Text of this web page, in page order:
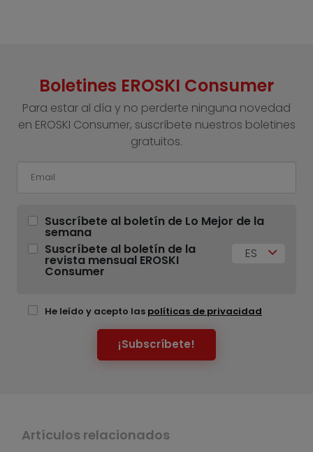
Boletines EROSKI Consumer
Para estar al día y no perderte ninguna novedad
en EROSKI Consumer, suscríbete nuestros boletines
gratuitos.
Suscríbete al boletín de Lo Mejor de la
semana
Suscríbete al boletín de la
revista mensual EROSKI
Consumer
ES
He leído y acepto las políticas de privacidad
¡Subscríbete!
Artículos relacionados